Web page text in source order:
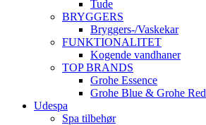
Tude
BRYGGERS
Bryggers-/Vaskekar
FUNKTIONALITET
Kogende vandhaner
TOP BRANDS
Grohe Essence
Grohe Blue & Grohe Red
Udespa
Spa tilbehør